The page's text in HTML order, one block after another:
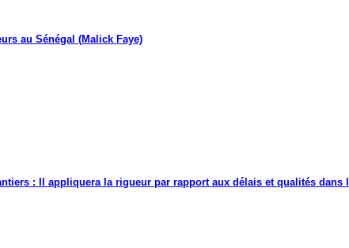
au Sénégal (Malick Faye)
: Il appliquera la rigueur par rapport aux délais et qualités dans